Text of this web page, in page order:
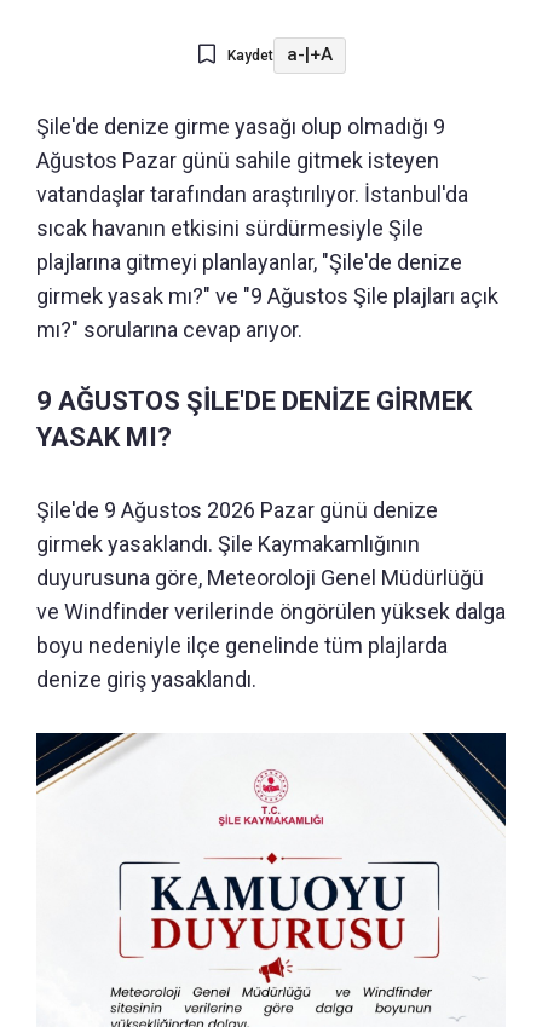
Kaydet a- +A
Şile'de denize girme yasağı olup olmadığı 9
Ağustos Pazar günü sahile gitmek isteyen
vatandaşlar tarafından araştırılıyor. İstanbul'da
sıcak havanın etkisini sürdürmesiyle Şile
plajlarına gitmeyi planlayanlar, "Şile'de denize
girmek yasak mı?" ve "9 Ağustos Şile plajları açık
mı?" sorularına cevap arıyor.
9 AĞUSTOS ŞİLE'DE DENİZE GİRMEK
YASAK MI?
Şile'de 9 Ağustos 2026 Pazar günü denize
girmek yasaklandı. Şile Kaymakamlığının
duyurusuna göre, Meteoroloji Genel Müdürlüğü
ve Windfinder verilerinde öngörülen yüksek dalga
boyu nedeniyle ilçe genelinde tüm plajlarda
denize giriş yasaklandı.